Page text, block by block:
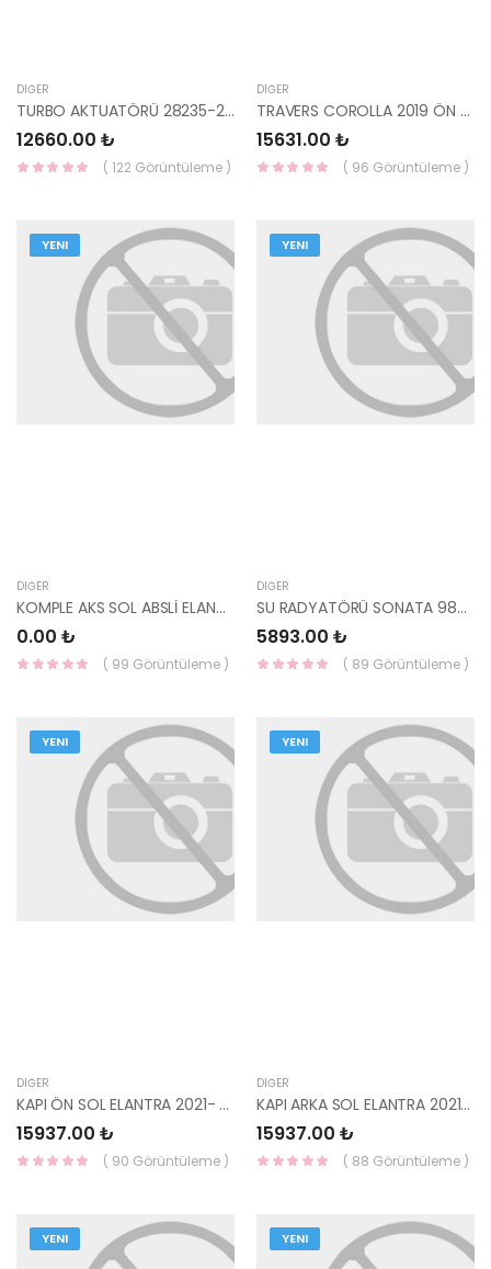
DIĞER
TURBO AKTUATÖRÜ 28235-2A600-HMC
12660.00 ₺
( 122 Görüntüleme )
DIĞER
TRAVERS COROLLA 2019 ÖN 51201-02300-YS
15631.00 ₺
( 96 Görüntüleme )
YENI
DIĞER
KOMPLE AKS SOL ABSLİ ELANTRA 2001-2003 - 49501-2D012-YS
0.00 ₺
( 99 Görüntüleme )
YENI
DIĞER
SU RADYATÖRÜ SONATA 98-00 25310-38060-YS
5893.00 ₺
( 89 Görüntüleme )
YENI
DIĞER
KAPI ÖN SOL ELANTRA 2021- 76003-AA000-YS
15937.00 ₺
( 90 Görüntüleme )
YENI
DIĞER
KAPI ARKA SOL ELANTRA 2021- 77003-AA000-YS
15937.00 ₺
( 88 Görüntüleme )
YENI YENI